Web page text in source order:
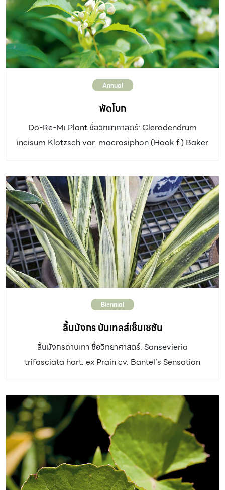
Annual
พัดโบก
Do-Re-Mi Plant ชื่อวิทยาศาสตร์: Clerodendrum
incisum Klotzsch var. macrosiphon (Hook.f.) Baker
เดี่ยว ออกตรงข้าม รูปรีแกมรูปขอบขนาน ปลายใบแหลม โคน
ใบสอบ ขอบใบหยักฟันเลื่อยห่าง แผ่นใบสีเขียวอ่อน ดอก: ออก
เป็นช่อกระจะออกที่ปลายกิ่ง ช่อดอกยาว กลีบดอกสีขาว โคน
กลีบดอกเชื่อมติดกันโค้งงอคล้ายพัดแบบโบราณหรือถั่วงอก
หัวโต เมื่อดอกบานมีเกสรสีม่วงเป็นเส้นยื่นออกมา ดอกร่วง
เร็ว มีกลิ่นหอมอ่อนๆ ออกดอกตลอดปี อัตราการเจริญเติบโต:
ปานกลาง ดิน: ดินร่วน แสงแดด: ครึ่งวันถึงเต็มวัน น้ำ/
งานและอื่นๆ: ดูแลรักษาง่าย เหมาะปลูกเป็นแปลงริมลำธาร บัง
มุมอาคาร สร้างความรู้สึกของสวนป่าได้ดี
Biennial
ลิ้นมังกร บันเทลส์เซ็นเซชัน
ลิ้นมังกรดาบเทา ชื่อวิทยาศาสตร์: Sansevieria
trifasciata hort. ex Prain cv. Bantel’s Sensation
สูง 50 – 60 เซนติเมตร ใบ: แบน ออกเวียนสลับ กว้าง 4 – 6
เซนติเมตร ยาว 40 – 60 เซนติเมตร ปลายใบแหลม แผ่นใบห่อ
งุ้มเล็กน้อย สีเขียวเข้มสลับสีเขียวอมเทา มีแถบด่างสีเหลือง
อ่อนพาดตามยาว ดอก: ช่อดอกไม่ปรากฏ อัตราการเจริญ
เติบโต: เร็ว ดิน: ดินร่วนหรือดินปนทราย ระบายน้ำดี น้ำ: น้อย-
ปานกลาง แสงแดด : รำไรถึงครึ่งวัน ขยายพันธุ์: แยกกอหรือ
ปักชำใบ การใช้งานและอื่นๆ: เหมาะปลูกเป็นไม้กระถาง